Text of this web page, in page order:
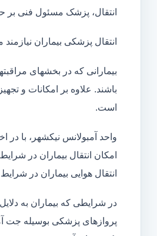
انتقال، پزشک مسئول فنی
انتقال پزشکی بیماران نیازمند
بیمارانی که در بخشهای
باشند. علاوه بر امکانات و
است.
واحد آمبولانس نیکشهر، با
امکان انتقال بیماران در شرایط CCU، ICU، NICU و PICU را دارد.
انتقال هوایی بیماران در
در شرایطی که بیماران به
پروازهای پزشکی بوسیله جت